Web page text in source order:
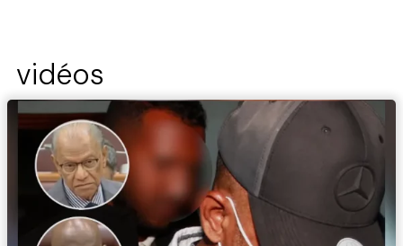
vidéos